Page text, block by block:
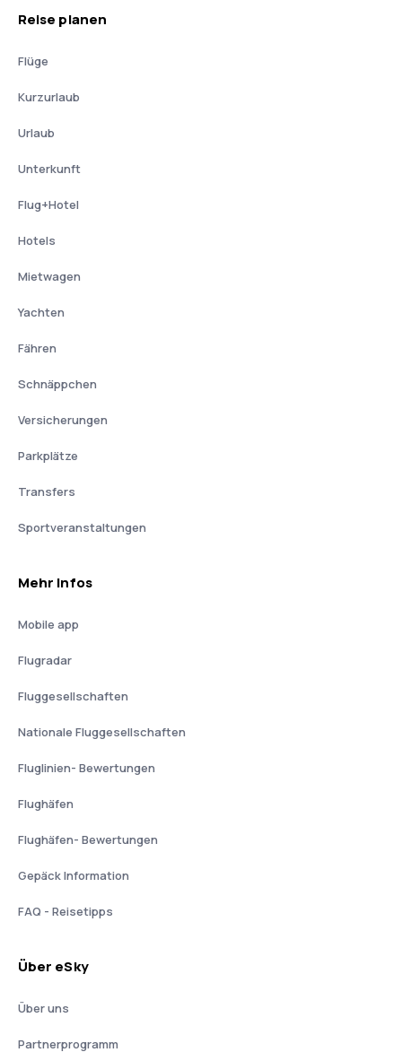
Reise planen
Flüge
Kurzurlaub
Urlaub
Unterkunft
Flug+Hotel
Hotels
Mietwagen
Yachten
Fähren
Schnäppchen
Versicherungen
Parkplätze
Transfers
Sportveranstaltungen
Mehr Infos
Mobile app
Flugradar
Fluggesellschaften
Nationale Fluggesellschaften
Fluglinien- Bewertungen
Flughäfen
Flughäfen- Bewertungen
Gepäck Information
FAQ - Reisetipps
Über eSky
Über uns
Partnerprogramm